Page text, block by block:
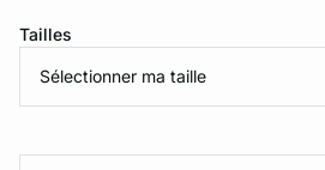
Tailles
Sélectionner ma taille